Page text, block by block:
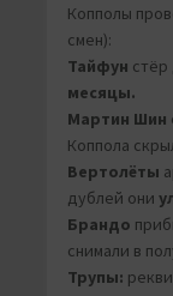
Копполы
смен):
Тайфун
месяцы.
Мартин Шин
Коппола
Вертолёты
дублей они
Брандо
снимали в
Трупы: